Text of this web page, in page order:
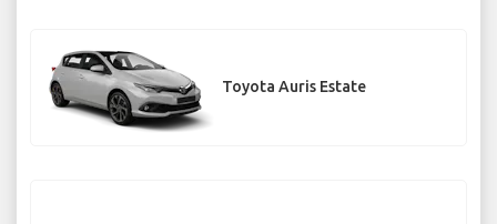
Toyota Auris Estate